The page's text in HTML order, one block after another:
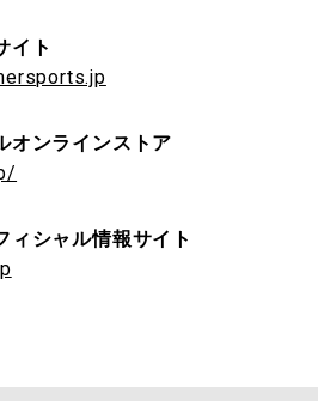
イト
オンラインストア
ィシャル情報サイト